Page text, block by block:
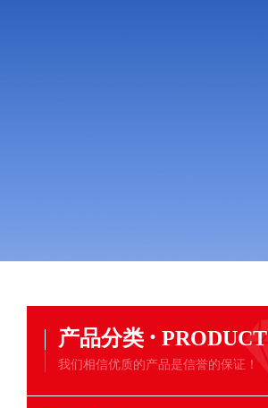
产品分类 · PRODUCT
我们相信优质的产品是信誉的保证！